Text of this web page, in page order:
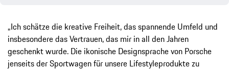
„Ich schätze die kreative Freiheit, das spannende Umfeld und
insbesondere das Vertrauen, das mir in all den Jahren
geschenkt wurde. Die ikonische Designsprache von Porsche
jenseits der Sportwagen für unsere Lifestyleprodukte zu